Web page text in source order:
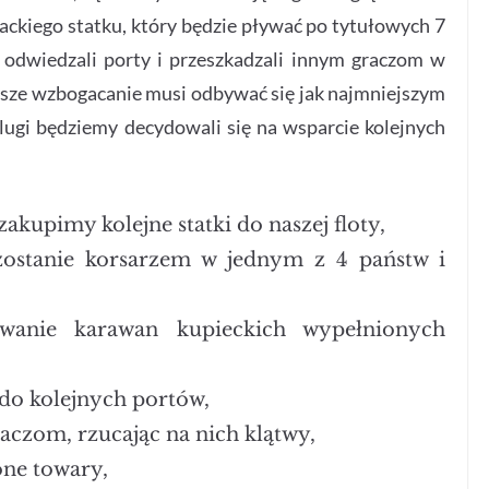
statku, który będzie pływać po tytułowych 7
porty i przeszkadzali innym graczom w
wzbogacanie musi odbywać się jak najmniejszym
będziemy decydowali się na wsparcie kolejnych
kolejne statki do naszej floty,
korsarzem w jednym z 4 państw i
karawan kupieckich wypełnionych
kolejnych portów,
rzucając na nich klątwy,
towary,